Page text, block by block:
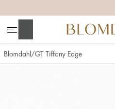
Blomdahl GT Tiffany Edge